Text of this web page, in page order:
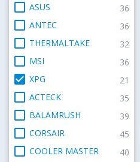
check_box_outline_blank ASUS 36
check_box_outline_blank ANTEC 36
check_box_outline_blank THERMALTAKE 32
check_box_outline_blank MSI 36
check_box XPG 21
check_box_outline_blank ACTECK 35
check_box_outline_blank BALAMRUSH 39
check_box_outline_blank CORSAIR 45
check_box_outline_blank COOLER MASTER 40